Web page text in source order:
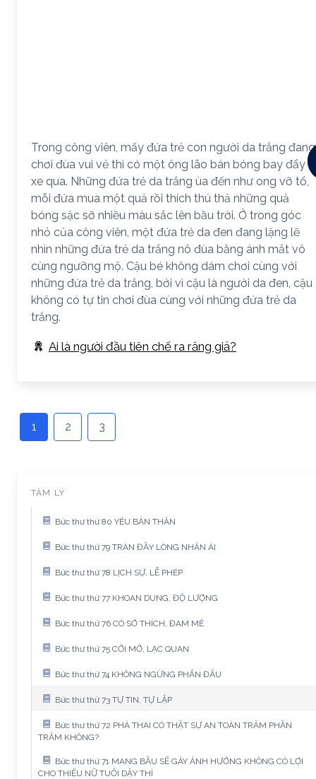
Trong công viên, mấy đứa trẻ con người da trắng đang
chơi đùa vui vẻ thì có một ông lão bán bóng bay đẩy
xe qua. Những đứa trẻ da trắng ùa đến như ong vỡ tổ,
mỗi đứa mua một quả rồi thích thú thả những quả
bóng sặc sỡ nhiều màu sắc lên bầu trời. Ở trong góc
nhỏ của công viên, một đứa trẻ da đen đang lặng lẽ
nhìn những đứa trẻ da trắng nô đùa bằng ánh mắt vô
cùng ngưỡng mộ. Cậu bé không dám chơi cùng với
những đứa trẻ da trắng, bởi vì cậu là người da đen, cậu
không có tự tin chơi đùa cùng với những đứa trẻ da
trắng.
Ai là người đầu tiên chế ra răng giả?
1 2 3
TÂM LÝ
Bức thư thứ 80 YÊU BẢN THÂN
Bức thư thứ 79 TRÀN ĐẦY LÒNG NHÂN ÁI
Bức thư thứ 78 LỊCH SỰ, LỄ PHÉP
Bức thư thứ 77 KHOAN DUNG, ĐỘ LƯỢNG
Bức thư thứ 76 CÓ SỞ THÍCH, ĐAM MÊ
Bức thư thứ 75 CỞI MỞ, LẠC QUAN
Bức thư thứ 74 KHÔNG NGỪNG PHẤN ĐẤU
Bức thư thứ 73 TỰ TIN, TỰ LẬP
Bức thư thứ 72 PHÁ THAI CÓ THẬT SỰ AN TOÀN TRĂM PHẦN
TRĂM KHÔNG?
Bức thư thứ 71 MANG BẦU SẼ GÂY ẢNH HƯỞNG KHÔNG CÓ LỢI
CHO THIẾU NỮ TUỔI DẬY THÌ